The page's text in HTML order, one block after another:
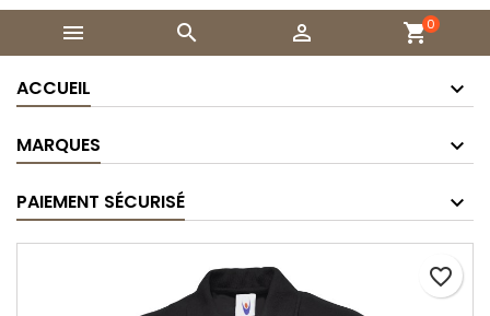
   shopping_cart0
ACCUEIL
MARQUES
PAIEMENT SÉCURISÉ
favorite_border